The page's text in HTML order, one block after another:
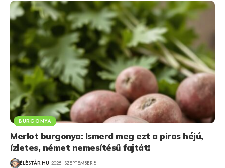
BURGONYA
Merlot burgonya: Ismerd meg ezt a piros héjú,
ízletes, német nemesítésű fajtát!
ÉLÉSTÁR.HU 2025. SZEPTEMBER 8.